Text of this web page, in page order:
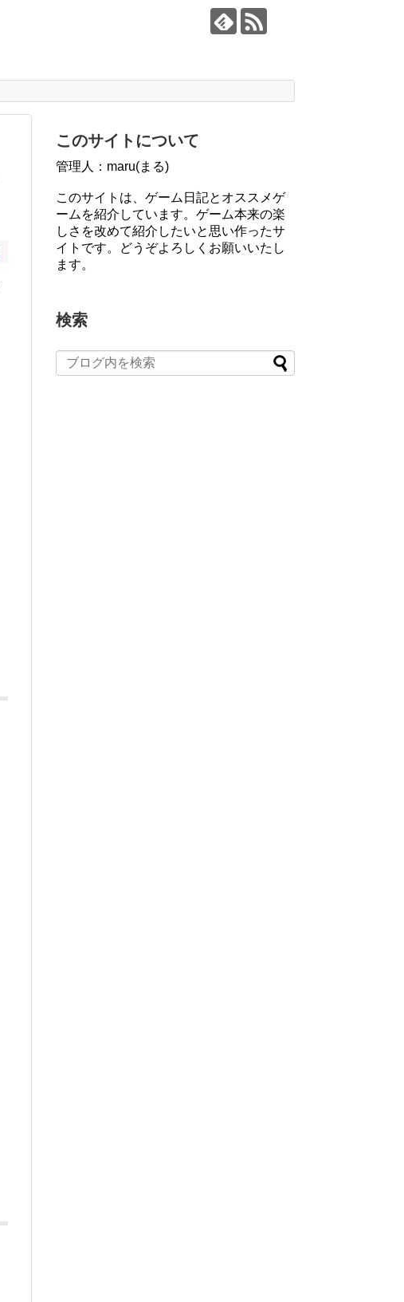
このサイトについて
管理人：maru(まる)
このサイトは、ゲーム日記とオススメゲ
ームを紹介しています。ゲーム本来の楽
しさを改めて紹介したいと思い作ったサ
イトです。どうぞよろしくお願いいたし
ます。
検索